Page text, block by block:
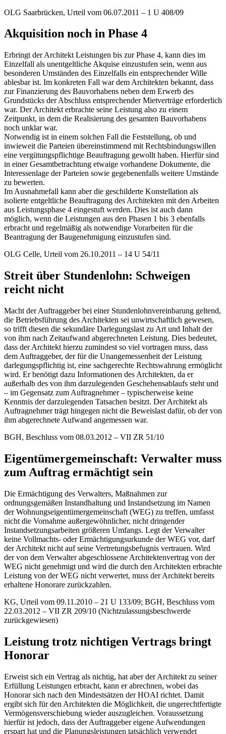
OLG Saarbrücken, Urteil vom 06.07.2011 – 1 U 408/09
Akquisition noch in Phase 4
Erbringt der Architekt Leistungen bis zur Phase 4, kann dies im
Einzelfall als unentgeltliche Akquise einzustufen sein, wenn aus
besonderen Umständen des Einzelfalls ein entsprechender Wille
ablesbar ist. Im konkreten Fall war dem Architekten bekannt, dass
zur Finanzierung des Bauvorhabens neben dem Erwerb des
Grundstücks der Abschluss entsprechender Mietverträge erforderlich
war. Der Architekt erbrachte seine Leistung also zu einem
Zeitpunkt, in dem die Realisierung des gesamten Bauvorhabens
noch unklar war.
Notwendig ist in einem solchen Fall die Feststellung, ob und
inwieweit die Parteien übereinstimmend mit Rechtsbindungswillen
eine vergütungspflichtige Beauftragung gewollt haben. Hierfür sind
in einer Gesamtbetrachtung etwaige vorhandene Dokumente, die
Interessenlage der Parteien sowie gegebenenfalls weitere Umstände
zu bewerten.
Im Ausnahmefall kann aber die geschilderte Konstellation als
isolierte entgeltliche Beauftragung des Architekten mit den Arbeiten
aus Leistungsphase 4 eingestuft werden. Dies ist auch dann
möglich, wenn die Leistungen aus den Phasen 1 bis 3 ebenfalls
erbracht und regelmäßig als notwendige Vorarbeiten für die
Beantragung der Baugenehmigung einzustufen sind.
OLG Celle, Urteil vom 26.10.2011 – 14 U 54/11
Streit über Stundenlohn: Schweigen
reicht nicht
Macht der Auftraggeber bei einer Stundenlohnvereinbarung geltend,
die Betriebsführung des Architekten sei unwirtschaftlich gewesen,
so trifft diesen die sekundäre Darlegungslast zu Art und Inhalt der
von ihm nach Zeitaufwand abgerechneten Leistung. Dies bedeutet,
dass der Architekt hierzu zumindest so viel vortragen muss, dass
dem Auftraggeber, der für die Unangemessenheit der Leistung
darlegungspflichtig ist, eine sachgerechte Rechtswahrung ermöglicht
wird. Er benötigt dazu Informationen des Architekten, da er
außerhalb des von ihm darzulegenden Geschehensablaufs steht und
– im Gegensatz zum Auftragnehmer – typischerweise keine
Kenntnis der darzulegenden Tatsachen besitzt. Der Architekt als
Auftragnehmer trägt hingegen nicht die Beweislast dafür, ob der von
ihm abgerechnete Aufwand angemessen war.
BGH, Beschluss vom 08.03.2012 – VII ZR 51/10
Eigentümergemeinschaft: Verwalter muss
zum Auftrag ermächtigt sein
Die Ermächtigung des Verwalters, Maßnahmen zur
ordnungsgemäßen Instandhaltung und Instandsetzung im Namen
der Wohnungseigentümergemeinschaft (WEG) zu treffen, umfasst
nicht die Vornahme außergewöhnlicher, nicht dringender
Instandsetzungsarbeiten größeren Umfangs. Legt der Verwalter
keine Vollmachts- oder Ermächtigungsurkunde der WEG vor, darf
der Architekt nicht auf seine Vertretungsbefugnis vertrauen. Wird
der von dem Verwalter abgeschlossene Architektenvertrag von der
WEG nicht genehmigt und wird die durch den Architekten erbrachte
Leistung von der WEG nicht verwertet, muss der Architekt bereits
erhaltene Honorare zurückzahlen.
KG, Urteil vom 09.11.2010 – 21 U 133/09; BGH, Beschluss vom
22.03.2012 – VII ZR 209/10 (Nichtzulassungsbeschwerde
zurückgewiesen)
Leistung trotz nichtigen Vertrags bringt
Honorar
Erweist sich ein Vertrag als nichtig, hat aber der Architekt zu seiner
Erfüllung Leistungen erbracht, kann er abrechnen, wobei das
Honorar sich nach den Mindestsätzen der HOAI richtet. Damit
ergibt sich für den Architekten die Möglichkeit, die ungerechtfertigte
Vermögensverschiebung wieder auszugleichen. Voraussetzung
hierfür ist jedoch, dass der Auftraggeber eigene Aufwendungen
erspart hat und die Planungsleistungen tatsächlich verwendet